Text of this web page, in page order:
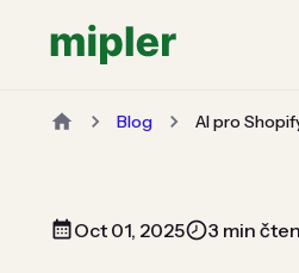
Blog AI pro
Oct 01, 2025 3 min